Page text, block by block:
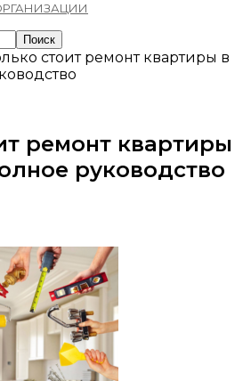
стоит ремонт квартиры в
ремонт квартиры
руководство